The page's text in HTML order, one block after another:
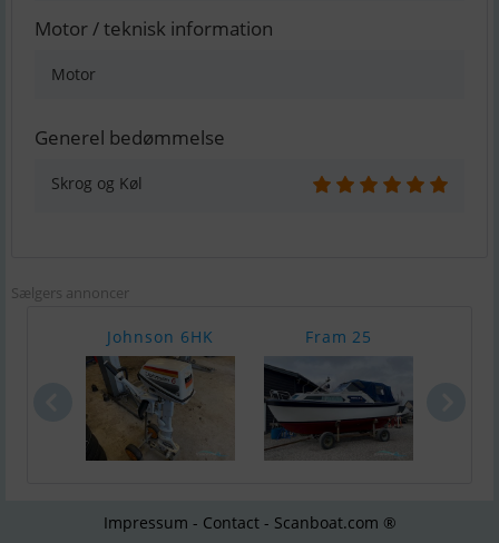
Motor / teknisk information
Motor
Generel bedømmelse
Skrog og Køl
Sælgers annoncer
Johnson 6HK Fram 25
Impressum - Contact - Scanboat.com ®